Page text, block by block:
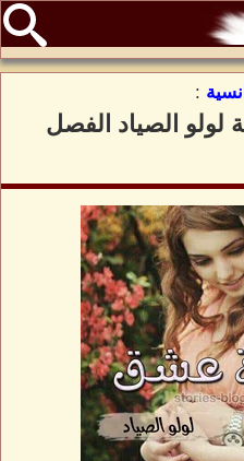
:
لولو الصياد الفصل